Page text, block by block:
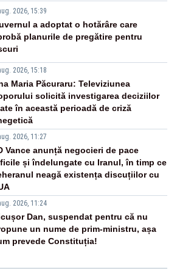
2026, 15:39
a adoptat o hotărâre care
planurile de pregătire pentru
2026, 15:18
Maria Păcuraru: Televiziunea
solicită investigarea deciziilor
în această perioadă de criză
2026, 11:27
Vance anunță negocieri de pace
și îndelungate cu Iranul, în timp ce
neagă existența discuțiilor cu
2026, 11:24
Dan, suspendat pentru că nu
un nume de prim-ministru, așa
prevede Constituția!